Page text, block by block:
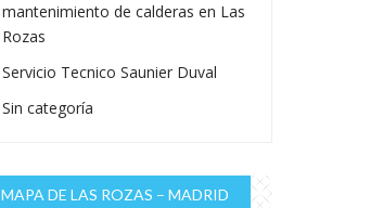
mantenimiento de calderas en Las
Rozas
Servicio Tecnico Saunier Duval
Sin categoría
MAPA DE LAS ROZAS – MADRID